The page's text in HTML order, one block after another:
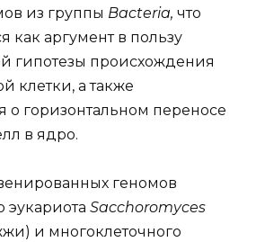
из группы Bacteria, что
как аргумент в пользу
гипотезы происхождения
клетки, а также
горизонтальном переносе
в ядро.
геномов
эукариота Sacchoromyces
и многоклеточного